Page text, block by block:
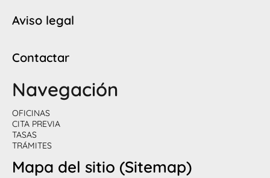
Aviso legal
Contactar
Navegación
OFICINAS
CITA PREVIA
TASAS
TRÁMITES
Mapa del sitio (Sitemap)